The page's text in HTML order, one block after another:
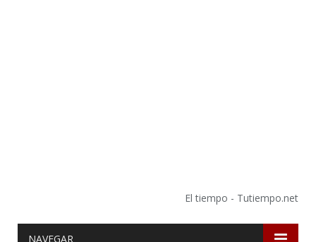
El tiempo - Tutiempo.net
NAVEGAR